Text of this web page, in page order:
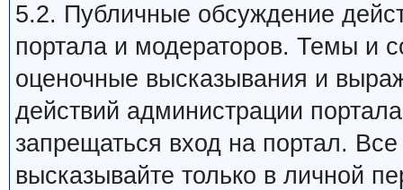
5.2. Публичные обсуждение
портала и модераторов. Темы и
оценочные высказывания и
действий администрации
запрещаться вход на портал.
высказывайте только в личной